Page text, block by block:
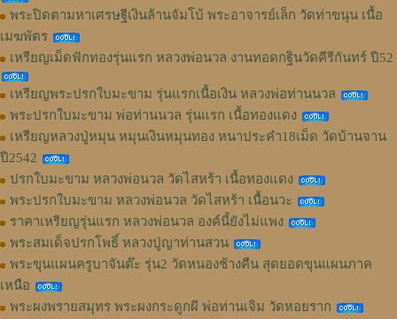
พระปิดตามหาเศรษฐีเงินล้านจัมโบ้ พระอาจารย์เล็ก วัดท่าขนุน เนื้อ
เมฆพัตร
เหรียญเม็ดฟักทองรุ่นแรก หลวงพ่อนวล งานทอดกฐินวัดคีรีกันทร์ ปี52
เหรียญพระปรกใบมะขาม รุ่นแรกเนื้อเงิน หลวงพ่อท่านนวล
พระปรกใบมะขาม พ่อท่านนวล รุ่นแรก เนื้อทองแดง
เหรียญหลวงปู่หมุน หมุนเงินหมุนทอง หนาประคำ18เม็ด วัดบ้านจาน
ปี2542
ปรกใบมะขาม หลวงพ่อนวล วัดไสหร้า เนื้อทองแดง
พระปรกใบมะขาม หลวงพ่อนวล วัดไสหร้า เนื้อนวะ
ราคาเหรียญรุ่นแรก หลวงพ่อนวล องค์นี้ยังไม่แพง
พระสมเด็จปรกโพธิ์ หลวงปู่ญาท่านสวน
พระขุนแผนครูบาจันต๊ะ รุ่น2 วัดหนองช้างคืน สุดยอดขุนแผนภาค
เหนือ
พระผงพรายสมุทร พระผงกระดูกผี พ่อท่านเจิม วัดหอยราก